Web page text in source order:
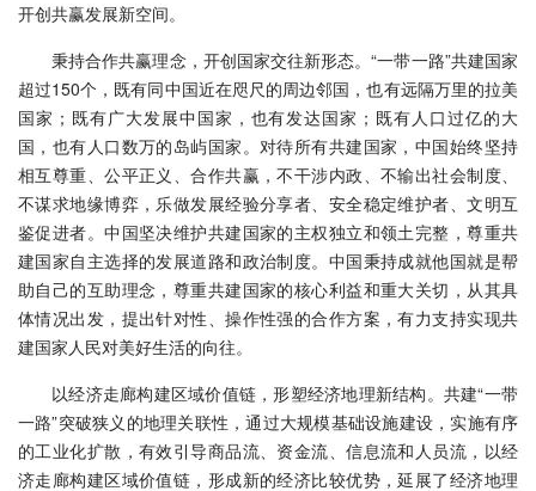
开创共赢发展新空间。
秉持合作共赢理念，开创国家交往新形态。“一带一路”共建国家
超过150个，既有同中国近在咫尺的周边邻国，也有远隔万里的拉美
国家；既有广大发展中国家，也有发达国家；既有人口过亿的大
国，也有人口数万的岛屿国家。对待所有共建国家，中国始终坚持
相互尊重、公平正义、合作共赢，不干涉内政、不输出社会制度、
不谋求地缘博弈，乐做发展经验分享者、安全稳定维护者、文明互
鉴促进者。中国坚决维护共建国家的主权独立和领土完整，尊重共
建国家自主选择的发展道路和政治制度。中国秉持成就他国就是帮
助自己的互助理念，尊重共建国家的核心利益和重大关切，从其具
体情况出发，提出针对性、操作性强的合作方案，有力支持实现共
建国家人民对美好生活的向往。
以经济走廊构建区域价值链，形塑经济地理新结构。共建“一带
一路”突破狭义的地理关联性，通过大规模基础设施建设，实施有序
的工业化扩散，有效引导商品流、资金流、信息流和人员流，以经
济走廊构建区域价值链，形成新的经济比较优势，延展了经济地理